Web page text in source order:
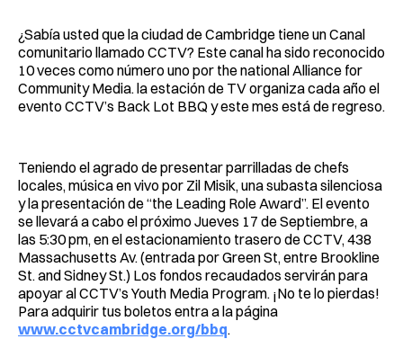
¿Sabía usted que la ciudad de Cambridge tiene un Canal
comunitario llamado CCTV? Este canal ha sido reconocido
10 veces como número uno por the national Alliance for
Community Media. la estación de TV organiza cada año el
evento CCTV’s Back Lot BBQ y este mes está de regreso.
Teniendo el agrado de presentar parrilladas de chefs
locales, música en vivo por Zil Misik, una subasta silenciosa
y la presentación de “the Leading Role Award”. El evento
se llevará a cabo el próximo Jueves 17 de Septiembre, a
las 5:30 pm, en el estacionamiento trasero de CCTV, 438
Massachusetts Av. (entrada por Green St, entre Brookline
St. and Sidney St.) Los fondos recaudados servirán para
apoyar al CCTV’s Youth Media Program. ¡No te lo pierdas!
Para adquirir tus boletos entra a la página
www.cctvcambridge.org/bbq.